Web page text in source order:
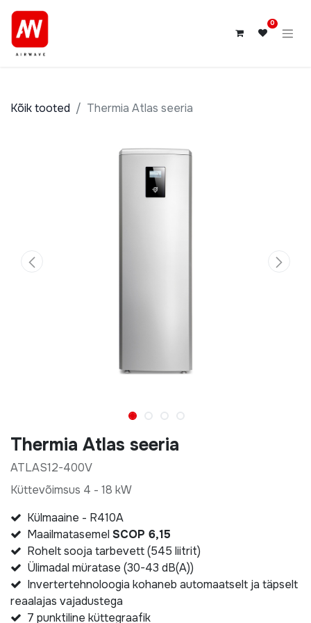
0
Kõik tooted Thermia Atlas seeria
Thermia Atlas seeria
ATLAS12-400V
Küttevõimsus 4 - 18 kW
Külmaaine - R410A
Maailmatasemel SCOP 6,15
Rohelt sooja tarbevett (545 liitrit)
Ülimadal müratase (30-43 dB(A))
Invertertehnoloogia kohaneb automaatselt ja täpselt
reaalajas vajadustega
7 punktiline küttegraafik